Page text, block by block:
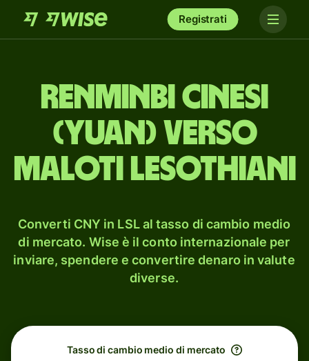
Registrati
renminbi cinesi
(yuan) verso
maloti lesothiani
Converti CNY in LSL al tasso di cambio medio
di mercato. Wise è il conto internazionale per
inviare, spendere e convertire denaro in valute
diverse.
Tasso di cambio medio di mercato